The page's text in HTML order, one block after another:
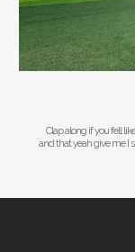
Clap along if you fell
and that yeah give me I